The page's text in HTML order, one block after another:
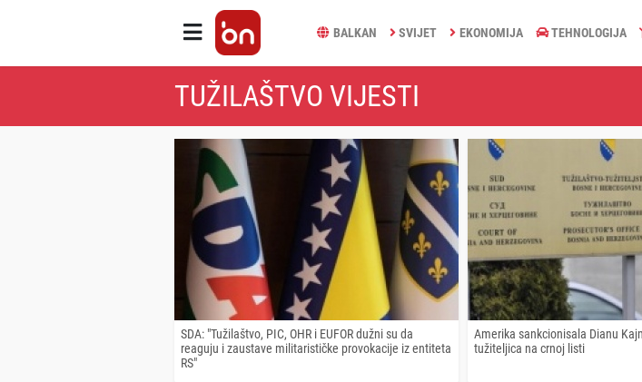
BALKAN SVIJET EKONOMIJA TEHNOLOGIJA
TUŽILAŠTVO VIJESTI
SDA: "Tužilaštvo, PIC, OHR i EUFOR dužni su da
reaguju i zaustave militarističke provokacije iz entiteta
RS"
Amerika sankcionisala Dianu
tužiteljica na crnoj listi